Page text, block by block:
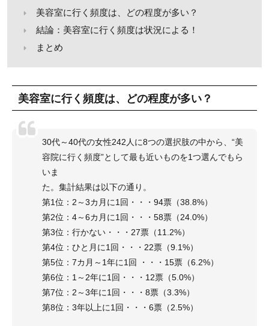
美容室に行く頻度は、どの程度が多い？
結論：美容室に行く頻度は状況による！
まとめ
美容室に行く頻度は、どの程度が多い？
30代～40代の女性242人に8つの選択肢の中から、“美
容院に行く頻度”として最も近いものを1つ選んでもら
いま
た。集計結果は以下の通り。
第1位：2～3カ月に1回・・・94票（38.8%）
第2位：4～6カ月に1回・・・58票（24.0%）
第3位：行かない・・・27票（11.2%）
第4位：ひと月に1回・・・22票（9.1%）
第5位：7カ月～1年に1回 ・・・15票（6.2%）
第6位：1～2年に1回・・・12票（5.0%）
第7位：2～3年に1回・・・8票（3.3%）
第8位：3年以上に1回・・・6票（2.5%）